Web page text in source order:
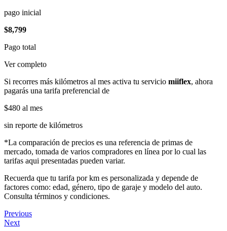
pago inicial
$8,799
Pago total
Ver completo
Si recorres más kilómetros al mes activa tu servicio miiflex, ahora
pagarás una tarifa preferencial de
$480 al mes
sin reporte de kilómetros
*La comparación de precios es una referencia de primas de
mercado, tomada de varios compradores en línea por lo cual las
tarifas aqui presentadas pueden variar.
Recuerda que tu tarifa por km es personalizada y depende de
factores como: edad, género, tipo de garaje y modelo del auto.
Consulta términos y condiciones.
Previous
Next